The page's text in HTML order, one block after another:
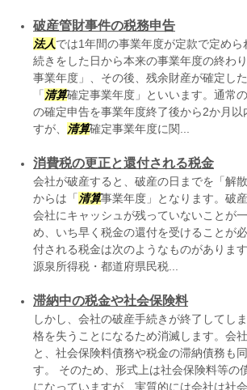
破産管財事件の税務申告
法人では1年間の事業年度が定款で定め
続きをした日から本来の事業年度の終わ
事業年度」、その後、残余財産が確定し
「 清算確定事業年度」といいます。通常
の確定申告を事業年度終了後から2か月以
すが、
清算確定事業年度に関...
消費税の更正と還付される税金
会社が破産すると、破産の日までを「解
からは「 清算事業年度」となります。破
会社にキャッシュが残っていないことが
め、いち早く税金の還付を受けることが
付される税金は次のようなものがありま
源泉所得税・都道府県民税...
滞納中の税金や社会保険料
しかし、会社の破産手続きが終了してし
格を失うことになるため消滅します。会
と、社会保険料債務や税金の滞納債務も
す。 そのため、形式上は社会保険料等の
になっていますが、実質的には会社は社